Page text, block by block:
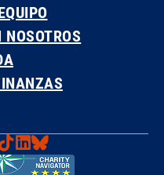
TikTok
LinkedIn
Bluesky